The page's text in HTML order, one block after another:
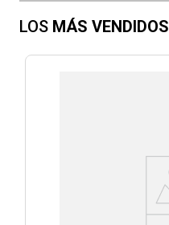
LOS MÁS VENDIDOS